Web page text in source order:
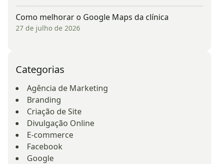
Como melhorar o Google Maps da clínica
27 de julho de 2026
Categorias
Agência de Marketing
Branding
Criação de Site
Divulgação Online
E-commerce
Facebook
Google